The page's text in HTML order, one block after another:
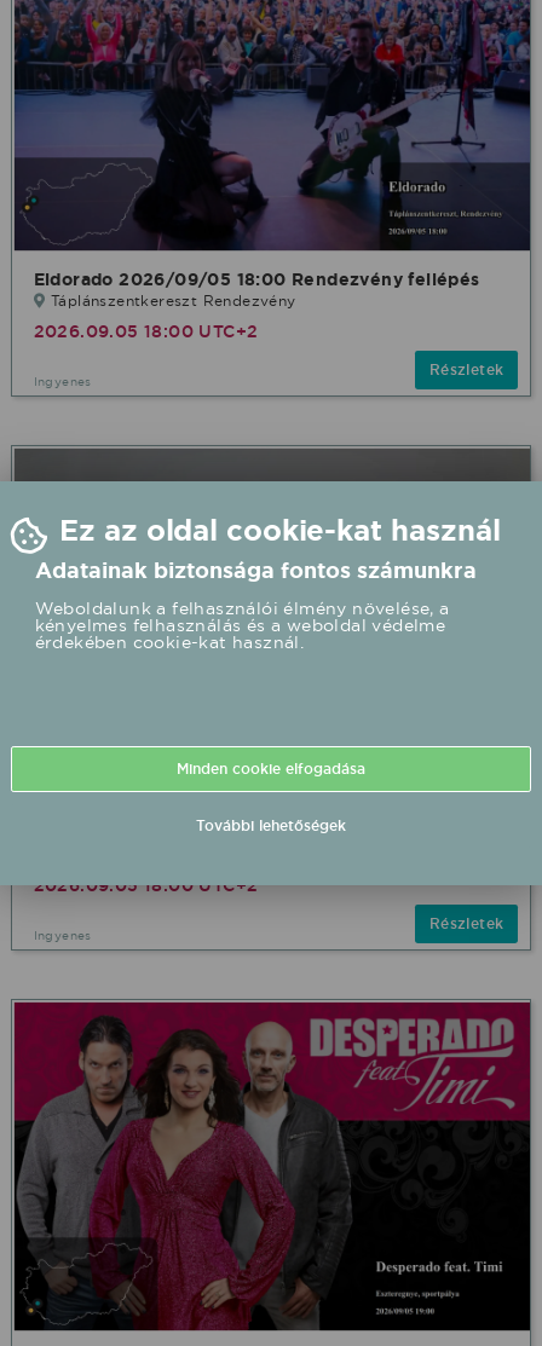
Eldorado 2026/09/05 18:00 Rendezvény fellépés
Táplánszentkereszt Rendezvény
2026.09.05 18:00 UTC+2
Ingyenes
Részletek
2026.09.05 18:00 UTC+2
Ingyenes
Részletek
Ez az oldal cookie-kat használ
Adatainak biztonsága fontos számunkra
Weboldalunk a felhasználói élmény növelése, a
kényelmes felhasználás és a weboldal védelme
érdekében cookie-kat használ.
Minden cookie elfogadása
További lehetőségek